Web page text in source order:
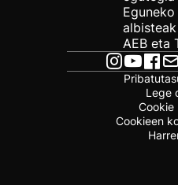
Eguneko
albisteak
AEB eta
Lege
Cookie
Cookieen